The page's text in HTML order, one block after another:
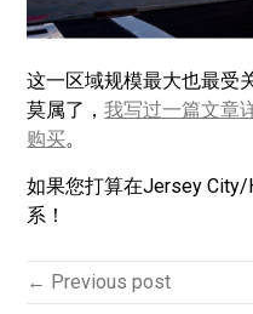
这一区域规模最大也最受
莫属了，我写过一篇文章
购买。
如果您打算在Jersey
系！
← Previous post